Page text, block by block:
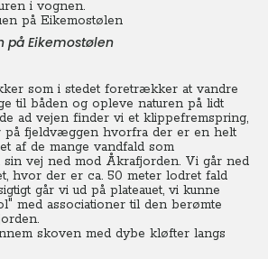
i vognen.
på Eikemostølen
som i stedet foretrækker at vandre
til båden og opleve naturen på lidt
ad vejen finder vi et klippefremspring,
fjeldvæggen hvorfra der er en helt
af de mange vandfald som
vej ned mod Åkrafjorden. Vi går ned
hvor der er ca. 50 meter lodret fald
går vi ud på plateauet, vi kunne
med associationer til den berømte